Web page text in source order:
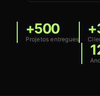
+500
Projetos entregues